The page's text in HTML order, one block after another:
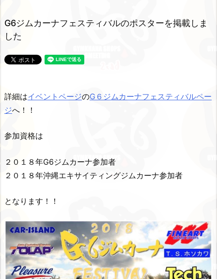
G6ジムカーナフェスティバルのポスターを掲載しま
した
詳細はイベントページのG６ジムカーナフェスティバルペー
ジへ！！
参加資格は
２０１８年G6ジムカーナ参加者
２０１８年沖縄エキサイティングジムカーナ参加者
となります！！